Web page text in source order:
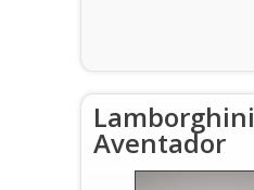
Lamborghini
Aventador